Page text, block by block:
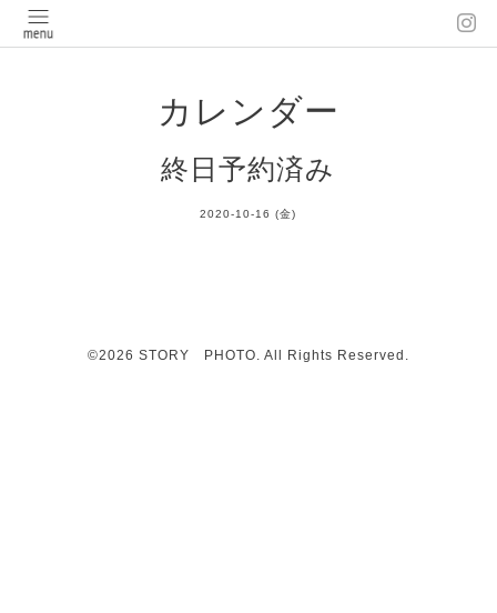
カレンダー
終日予約済み
2020-10-16 (金)
©2026 STORY PHOTO. All Rights Reserved.